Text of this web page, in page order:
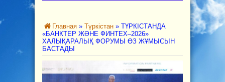
Главная » Түркістан » ТҮРКІСТАНДА
«БАНКТЕР ЖӘНЕ ФИНТЕХ–2026»
ХАЛЫҚАРАЛЫҚ ФОРУМЫ ӨЗ ЖҰМЫСЫН
БАСТАДЫ